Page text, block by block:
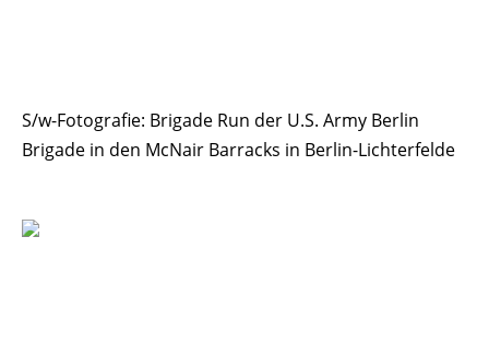
S/w-Fotografie: Brigade Run der U.S. Army Berlin
Brigade in den McNair Barracks in Berlin-Lichterfelde